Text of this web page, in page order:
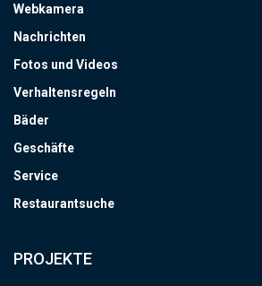
Webkamera
Nachrichten
Fotos und Videos
Verhaltensregeln
Bäder
Geschäfte
Service
Restaurantsuche
PROJEKTE